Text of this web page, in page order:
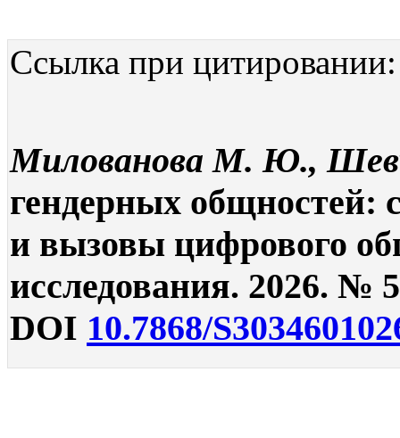
Ссылка при цитировании:
Милованова М. Ю.,
гендерных общностей:
и вызовы цифрового
исследования. 2026. №
DOI 10.7868/